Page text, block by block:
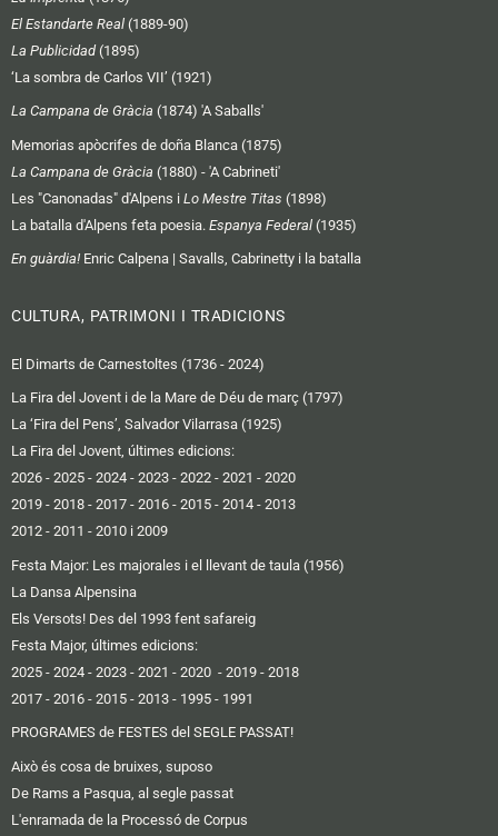
El Estandarte Real (1889-90)
La Publicidad(1895)
‘La sombra de Carlos VII’ (1921)
La Campana de Gràcia (1874) 'A Saballs'
Memorias apòcrifes de doña Blanca (1875)
La Campana de Gràcia (1880) - 'A Cabrineti'
Les "Canonadas" d'Alpens i Lo Mestre Titas (1898)
La batalla d'Alpens feta poesia. Espanya Federal (1935)
En guàrdia! Enric Calpena | Savalls, Cabrinetty i la batalla
CULTURA, PATRIMONI I TRADICIONS
El Dimarts de Carnestoltes (1736 - 2024)
La Fira del Jovent i de la Mare de Déu de març (1797)
La ‘Fira del Pens’, Salvador Vilarrasa (1925)
La Fira del Jovent, últimes edicions:
2026 - 2025 - 2024 - 2023 - 2022 - 2021 - 2020
2019 - 2018 - 2017 - 2016 - 2015 - 2014 - 2013
2012 - 2011 - 2010 i 2009
Festa Major: Les majorales i el llevant de taula (1956)
La Dansa Alpensina
Els Versots! Des del 1993 fent safareig
Festa Major, últimes edicions:
2025 - 2024 - 2023 - 2021 - 2020 - 2019 - 2018
2017 - 2016 - 2015 - 2013 - 1995 - 1991
PROGRAMES de FESTES del SEGLE PASSAT!
Això és cosa de bruixes, suposo
De Rams a Pasqua, al segle passat
L'enramada de la Processó de Corpus